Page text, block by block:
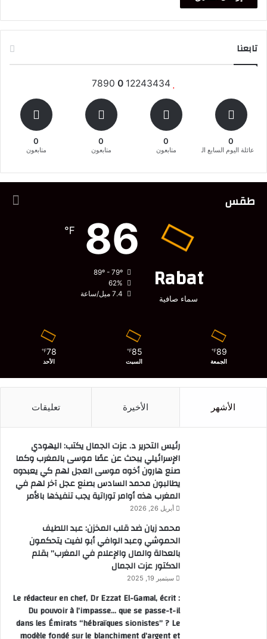
تابعنا
12243434
0
0
عائلة اليوم السابع المغربية
0
متابعون
0
متابعون
0
متابعون
طقس
Rabat
سماء صافية
86
℉
89º - 79º
62%
7.4 ميل/ساعة
89
℉
الجمعة
85
℉
السبت
78
℉
الأحد
الأشهر الأخيرة تعليقات
رئيس التحرير د. عزت الجمال يكتب: اليهودي
الإسرائيلي يبحث عن عصًا موسى بالمغرب وكما
صنع هارون أخوه موسى العجل لهم كي يعبدوه
يطالبون محمد السادس بصنع عجل آخر لهم في
المغرب هذه أوامر توراتية يجب تنفيذها بالأمر
أبريل 26, 2026
محمد زيان ضد قلب المخزن: عبد اللطيف
الحموشي وعبد الوافي أبو لفيت يتحكمون
بالعدالة والمال والإعلام في المغرب” بقلم
الدكتور عزت الجمال
سبتمبر 19, 2025
Le rédacteur en chef, Dr Ezzat El-Gamal, écrit :
Du pouvoir à l’impasse… que se passe-t-il
dans les Émirats “hébraïques sionistes” ? Le